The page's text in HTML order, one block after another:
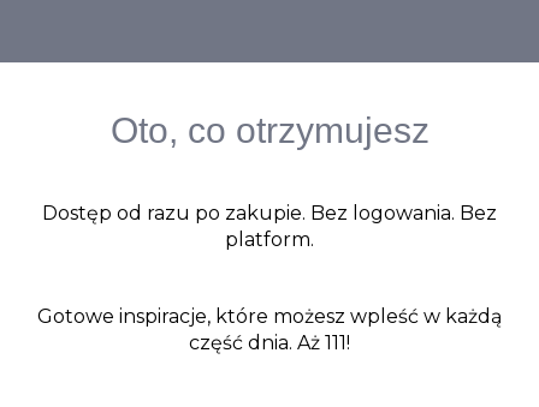
Oto, co otrzymujesz
Dostęp od razu po zakupie. Bez logowania. Bez
platform.
Gotowe inspiracje, które możesz wpleść w każdą
część dnia. Aż 111!